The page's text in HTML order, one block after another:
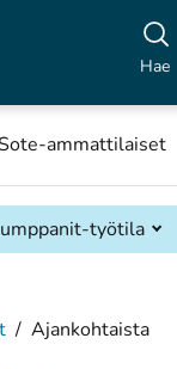
Hae
ammattilaiset
työtila
/ Ajankohtaista